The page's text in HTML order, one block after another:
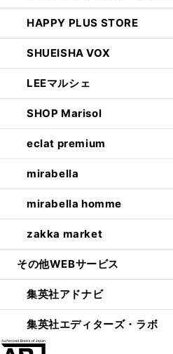
HAPPY PLUS STORE
SHUEISHA VOX
LEEマルシェ
SHOP Marisol
eclat premium
mirabella
mirabella homme
zakka market
その他WEBサービス
集英社アドナビ
集英社エディターズ・ラボ